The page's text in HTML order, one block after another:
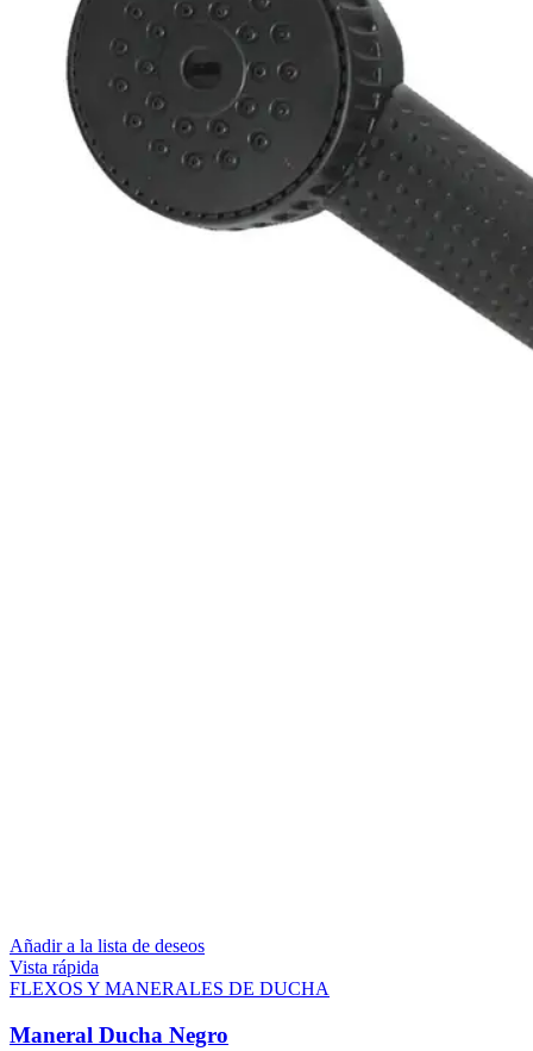
Añadir a la lista de deseos
Vista rápida
FLEXOS Y MANERALES DE DUCHA
Maneral Ducha Negro